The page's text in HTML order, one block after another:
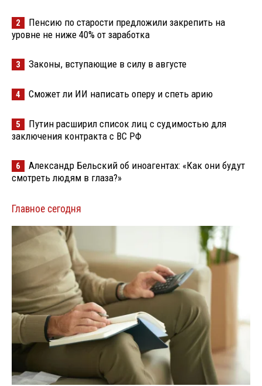
2
Пенсию по старости предложили закрепить на
уровне не ниже 40% от заработка
3 Законы, вступающие в силу в августе
4 Сможет ли ИИ написать оперу и спеть арию
5
Путин расширил список лиц с судимостью для
заключения контракта с ВС РФ
6
Александр Бельский об иноагентах: «Как они будут
смотреть людям в глаза?»
Главное сегодня